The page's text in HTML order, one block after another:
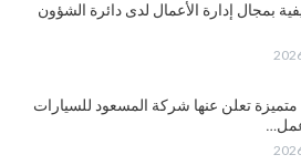
بمجال إدارة الأعمال لدى دائرة الشؤون
تعلن عنها شركة المسعود للسيارات